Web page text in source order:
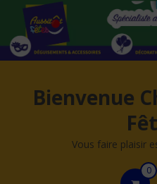
contenu
Bienvenue
Vous faire plaisir
0